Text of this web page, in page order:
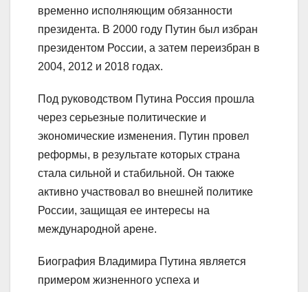
временно исполняющим обязанности
президента. В 2000 году Путин был избран
президентом России, а затем переизбран в
2004, 2012 и 2018 годах.
Под руководством Путина Россия прошла
через серьезные политические и
экономические изменения. Путин провел
реформы, в результате которых страна
стала сильной и стабильной. Он также
активно участвовал во внешней политике
России, защищая ее интересы на
международной арене.
Биография Владимира Путина является
примером жизненного успеха и